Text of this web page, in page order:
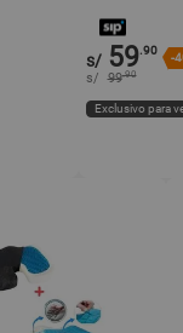
s/ 59.90
-
s/ 99.90
Exclusivo para